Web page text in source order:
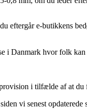
eftergår e-butikkens
i Danmark hvor folk
i tilfælde af at du
vi senest opdaterede